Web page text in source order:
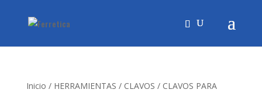
Inicio / HERRAMIENTAS / CLAVOS / CLAVOS PARA